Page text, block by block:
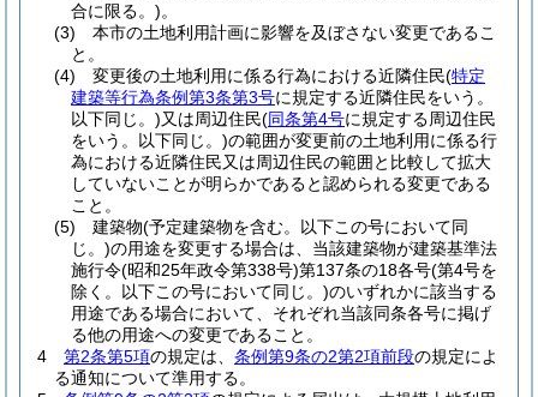
合に限る。)。
(3)
本市の土地利用計画に影響を及ぼさない変更であるこ
と。
(4)
変更後の土地利用に係る行為における近隣住民(特定
建築等行為条例第3条第3号に規定する近隣住民をいう。
以下同じ。)又は周辺住民(同条第4号に規定する周辺住民
をいう。以下同じ。)の範囲が変更前の土地利用に係る行
為における近隣住民又は周辺住民の範囲と比較して拡大
していないことが明らかであると認められる変更である
こと。
(5)
建築物(予定建築物を含む。以下この号において同
じ。)の用途を変更する場合は、当該建築物が建築基準法
施行令(昭和25年政令第338号)第137条の18各号(第4号を
除く。以下この号において同じ。)のいずれかに該当する
用途である場合において、それぞれ当該同条各号に掲げ
る他の用途への変更であること。
4
第2条第5項の規定は、 条例第9条の2第2項前段の規定によ
る通知について準用する。